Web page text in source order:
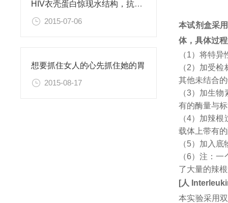
HIV衣壳蛋白惊现水结构，抗艾药物新思路
2015-07-06
想要抓住女人的心先抓住她的胃
2015-08-17
本试剂盒采
体，具体过
（1）将特
（2）加受
其他未结合
（3）加生
有的酶量与
（4）加辣
载体上带有
（5）加入
（6）注：
了大量的辣
[人
本实验采用